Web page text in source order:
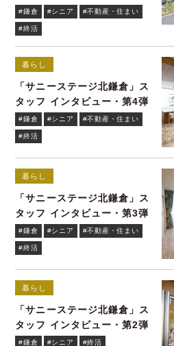
#鎌倉 #シニア #不動産・住まい
#終活
暮らし
「サニーステージ北鎌倉」ス
タッフ インタビュー・第4弾
#鎌倉 #シニア #不動産・住まい
#終活
暮らし
「サニーステージ北鎌倉」ス
タッフ インタビュー・第3弾
#鎌倉 #シニア #不動産・住まい
#終活
暮らし
「サニーステージ北鎌倉」ス
タッフ インタビュー・第2弾
#鎌倉 #シニア #終活